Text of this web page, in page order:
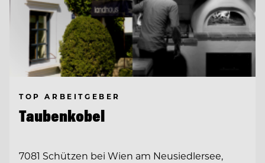
TOP ARBEITGEBER
Taubenkobel
7081 Schützen bei Wien am Neusiedlersee,